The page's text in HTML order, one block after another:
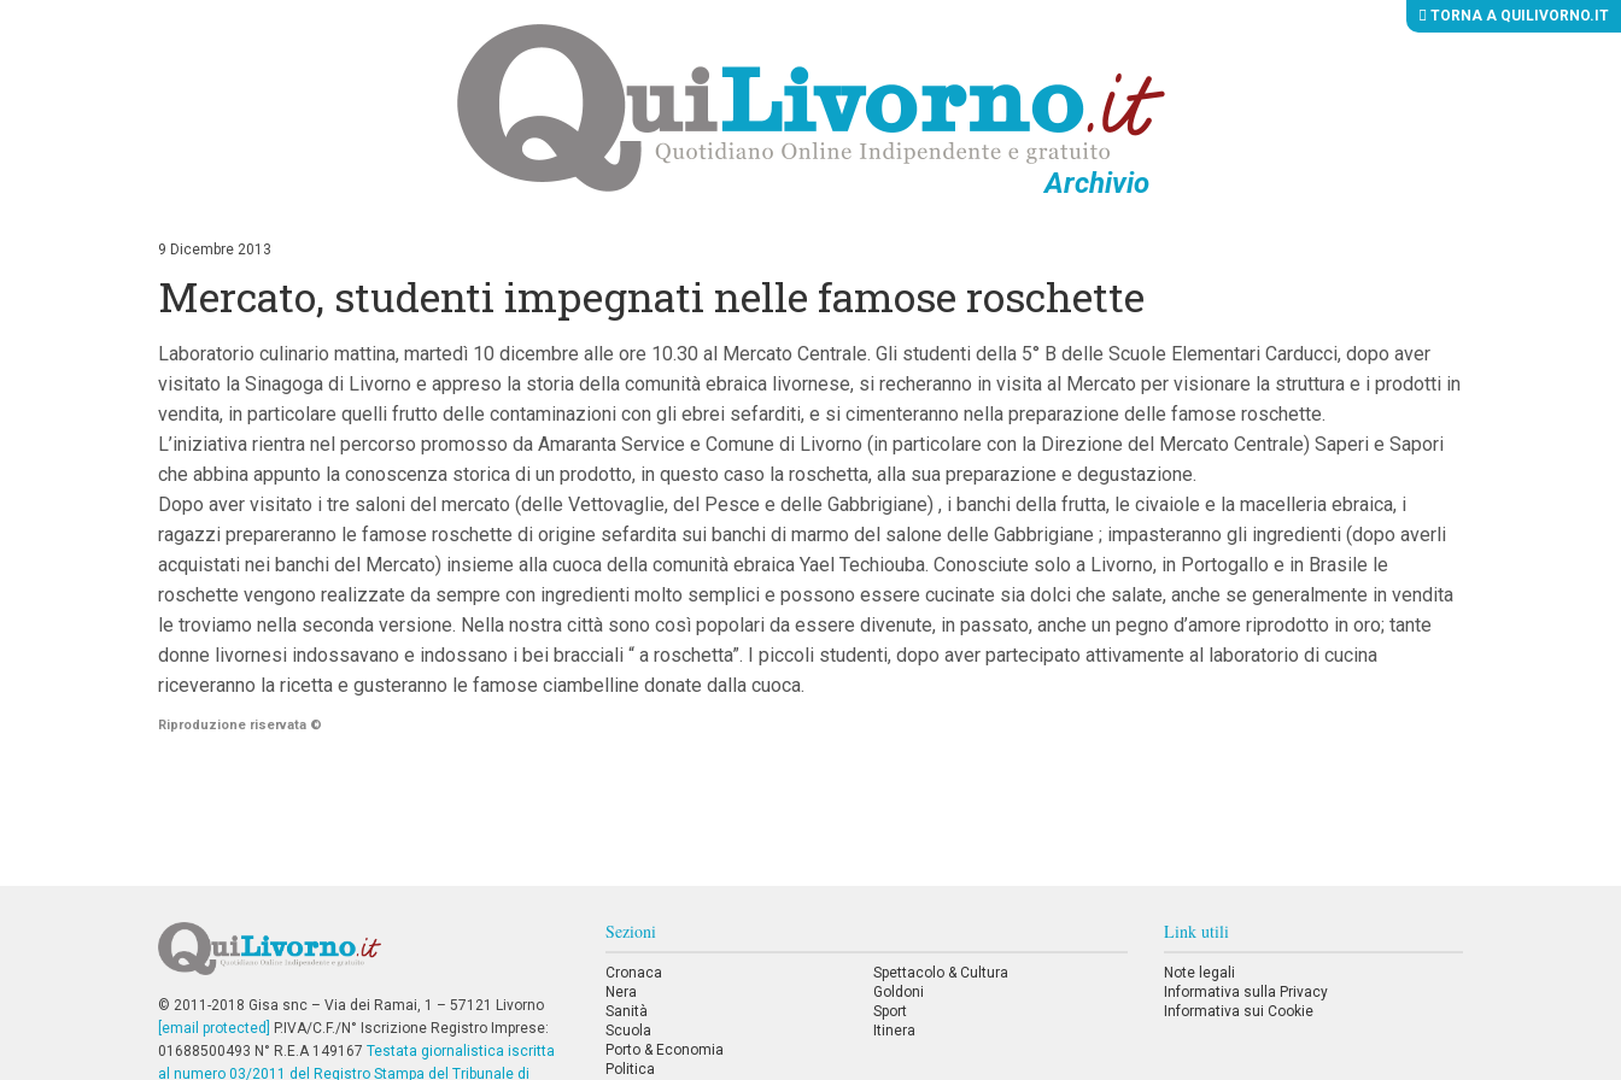
Archivio
i
i
n
t
e
n
t
i
r
i
c
i
a
l
V
i
n
c
p
a
l
TORNA A QUILIVORNO.IT
9 Dicembre 2013
Mercato, studenti impegnati nelle famose roschette
Laboratorio culinario mattina, martedì 10 dicembre alle ore 10.30 al Mercato Centrale. Gli studenti della 5° B delle Scuole Elementari Carducci, dopo aver
visitato la Sinagoga di Livorno e appreso la storia della comunità ebraica livornese, si recheranno in visita al Mercato per visionare la struttura e i prodotti in
vendita, in particolare quelli frutto delle contaminazioni con gli ebrei sefarditi, e si cimenteranno nella preparazione delle famose roschette.
L’iniziativa rientra nel percorso promosso da Amaranta Service e Comune di Livorno (in particolare con la Direzione del Mercato Centrale) Saperi e Sapori
che abbina appunto la conoscenza storica di un prodotto, in questo caso la roschetta, alla sua preparazione e degustazione.
Dopo aver visitato i tre saloni del mercato (delle Vettovaglie, del Pesce e delle Gabbrigiane) , i banchi della frutta, le civaiole e la macelleria ebraica, i
ragazzi prepareranno le famose roschette di origine sefardita sui banchi di marmo del salone delle Gabbrigiane ; impasteranno gli ingredienti (dopo averli
acquistati nei banchi del Mercato) insieme alla cuoca della comunità ebraica Yael Techiouba. Conosciute solo a Livorno, in Portogallo e in Brasile le
roschette vengono realizzate da sempre con ingredienti molto semplici e possono essere cucinate sia dolci che salate, anche se generalmente in vendita
le troviamo nella seconda versione. Nella nostra città sono così popolari da essere divenute, in passato, anche un pegno d’amore riprodotto in oro; tante
donne livornesi indossavano e indossano i bei bracciali “ a roschetta”. I piccoli studenti, dopo aver partecipato attivamente al laboratorio di cucina
riceveranno la ricetta e gusteranno le famose ciambelline donate dalla cuoca.
Riproduzione riservata ©
© 2011-2018 Gisa snc – Via dei Ramai, 1 – 57121 Livorno
[email protected]
P.IVA/C.F./N° Iscrizione Registro Imprese:
01688500493 N° R.E.A 149167Testata giornalistica iscritta
al numero 03/2011 del Registro Stampa del Tribunale di
Sezioni
Cronaca
Nera
Sanità
Scuola
Porto & Economia
Politica
Spettacolo & Cultura
Goldoni
Sport
Itinera
Link utili
Note legali
Informativa sulla Privacy
Informativa sui Cookie